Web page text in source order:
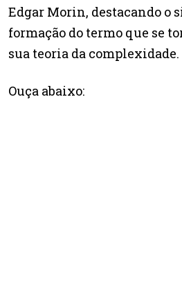
Edgar Morin, destacando o
formação do termo que se
sua teoria da complexidade.
Ouça abaixo: